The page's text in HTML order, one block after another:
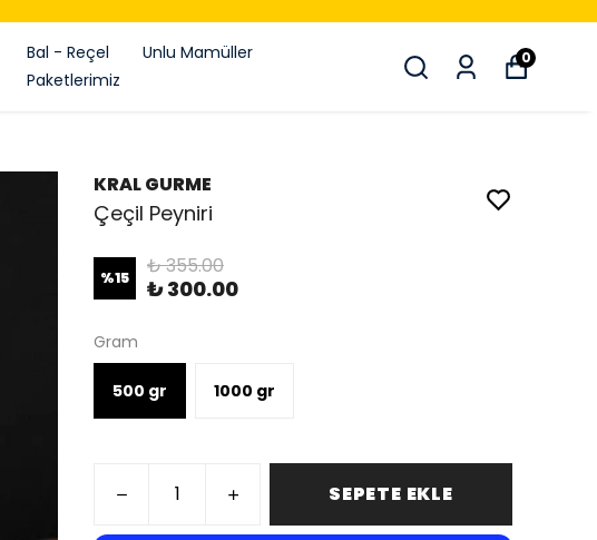
Bal - Reçel
Unlu Mamüller
Paketlerimiz
0
KRAL GURME
Çeçil Peyniri
%15 ₺ 355.00
₺ 300.00
Gram
500 gr 1000 gr
SEPETE EKLE